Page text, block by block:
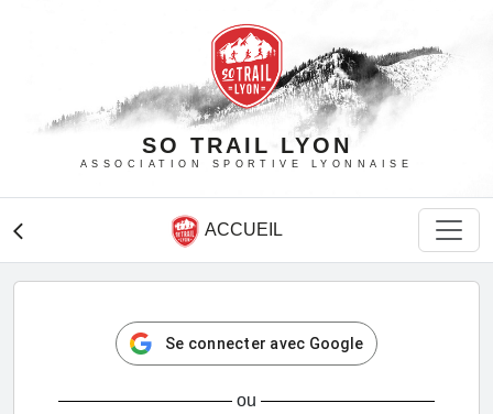
SO TRAIL LYON
ASSOCIATION SPORTIVE LYONNAISE
arrow_back_ios ACCUEIL
Se connecter avec Google
ou